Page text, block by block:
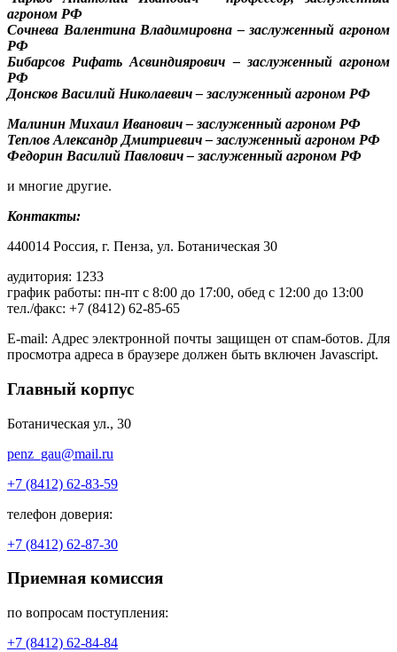
агроном РФ
Сочнева Валентина Владимировна – заслуженный агроном
РФ
Бибарсов Рифать Асвиндиярович – заслуженный агроном
РФ
Донсков Василий Николаевич – заслуженный агроном РФ
Малинин Михаил Иванович – заслуженный агроном РФ
Теплов Александр Дмитриевич – заслуженный агроном РФ
Федорин Василий Павлович – заслуженный агроном РФ
и многие другие.
Контакты:
440014 Россия, г. Пенза, ул. Ботаническая 30
аудитория: 1233
график работы: пн-пт с 8:00 до 17:00, обед с 12:00 до 13:00
тел./факс: +7 (8412) 62-85-65
E-mail: Адрес электронной почты защищен от спам-ботов. Для
просмотра адреса в браузере должен быть включен Javascript.
Главный корпус
Ботаническая ул., 30
penz_gau@mail.ru
+7 (8412) 62-83-59
телефон доверия:
+7 (8412) 62-87-30
Приемная комиссия
по вопросам поступления:
+7 (8412) 62-84-84